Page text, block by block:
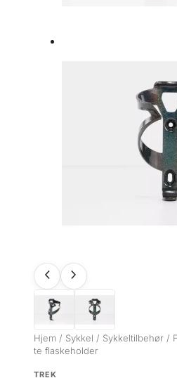
Hjem / Sykkel / Sykkeltilbehør /
te flaskeholder
TREK